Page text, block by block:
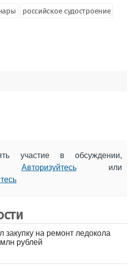
российское судостроение
участие в обсуждении,
Авторизуйтесьили
закупку на ремонт ледокола
рублей